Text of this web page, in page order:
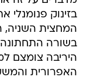
בזינוק
המחצית השניה,
בשורה
היריבה צומצם
האפרורית